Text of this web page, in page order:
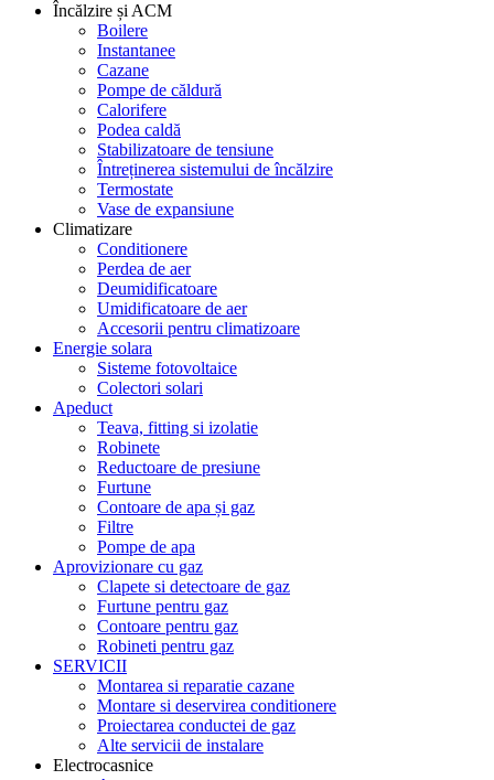
Încălzire și ACM
Boilere
Instantanee
Cazane
Pompe de căldură
Calorifere
Podea caldă
Stabilizatoare de tensiune
Întreținerea sistemului de încălzire
Termostate
Vase de expansiune
Climatizare
Conditionere
Perdea de aer
Deumidificatoare
Umidificatoare de aer
Accesorii pentru climatizoare
Energie solara
Sisteme fotovoltaice
Colectori solari
Apeduct
Teava, fitting si izolatie
Robinete
Reductoare de presiune
Furtune
Contoare de apa și gaz
Filtre
Pompe de apa
Aprovizionare cu gaz
Clapete si detectoare de gaz
Furtune pentru gaz
Contoare pentru gaz
Robineti pentru gaz
SERVICII
Montarea si reparatie cazane
Montare si deservirea conditionere
Proiectarea conductei de gaz
Alte servicii de instalare
Electrocasnice